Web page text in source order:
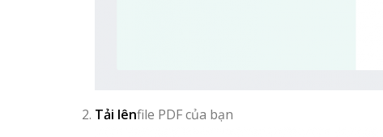
Tải lênfile PDF của bạn